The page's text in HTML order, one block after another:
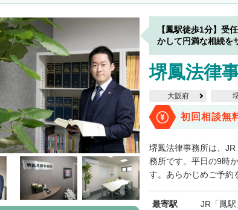
【鳳駅徒歩1分】受
かして円満な相続を
堺鳳法律
大阪府
初回相談無
堺鳳法律事務所は、
務所です。平日の9時
す。あらかじめご予約
最寄駅 JR「鳳